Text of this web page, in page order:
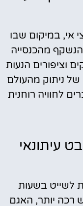
אי, במיקום שבו
מהכנסייה
וציפורים הנעות
ניתוק מהעולם
לחוויה רוחנית
עיתונאי
לשייט בשעות
יותר, האגם